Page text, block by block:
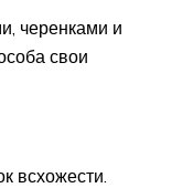
черенками и
свои
всхожести.